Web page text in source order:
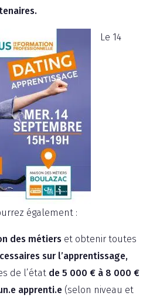
Le 14
également :
des métiers et obtenir toutes
sur l’apprentissage,
de l’état de 5 000 € à 8 000 €
apprenti.e (selon niveau et